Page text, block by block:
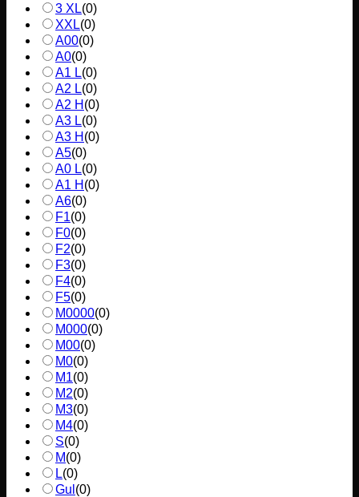
3 XL(0)
XXL(0)
A00(0)
A0(0)
A1 L(0)
A2 L(0)
A2 H (0)
A3 L(0)
A3 H (0)
A5(0)
A0 L(0)
A1 H (0)
A6(0)
F1(0)
F0(0)
F2(0)
F3(0)
F4(0)
F5(0)
M0000(0)
M000(0)
M00(0)
M0(0)
M1(0)
M2(0)
M3(0)
M4(0)
S(0)
M(0)
L(0)
Gul (0)